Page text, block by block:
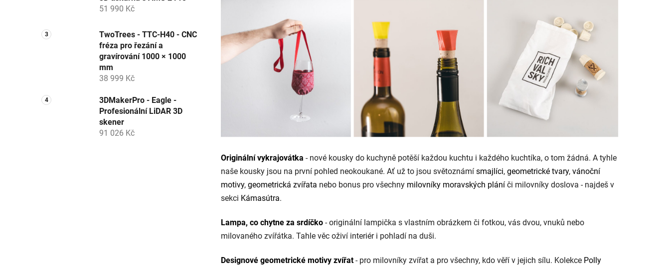
51 990 Kč
TwoTrees - TTC-H40 - CNC
fréza pro řezání a
gravírování 1000 × 1000
mm
38 999 Kč
3DMakerPro - Eagle -
Profesionální LiDAR 3D
skener
91 026 Kč
Originální vykrajovátka - nové kousky do kuchyně potěší každou kuchtu i každého kuchtíka, o tom žádná. A tyhle
naše kousky jsou na první pohled neokoukané. Ať už to jsou světoznámí smajlíci, geometrické tvary, vánoční
motivy, geometrická zvířata nebo bonus pro všechny milovníky moravských plání či milovníky doslova - najdeš v
sekci Kámasútra.
Lampa, co chytne za srdíčko - originální lampička s vlastním obrázkem či fotkou, vás dvou, vnuků nebo
milovaného zvířátka. Tahle věc oživí interiér i pohladí na duši.
Designové geometrické motivy zvířat- pro milovníky zvířat a pro všechny, kdo věří v jejich sílu. Kolekce Polly